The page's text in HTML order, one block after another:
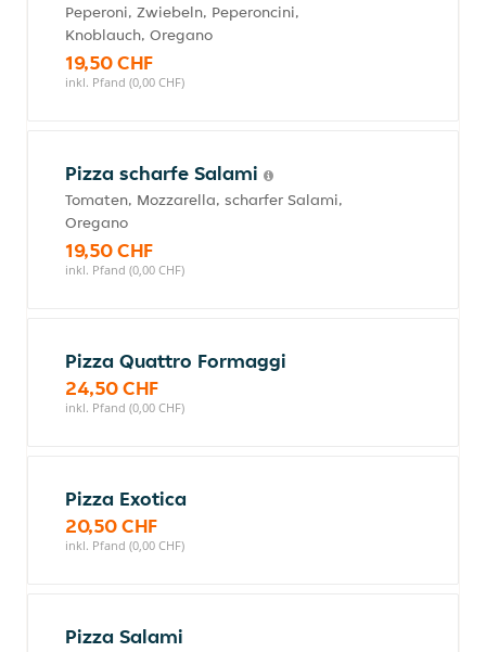
Peperoni, Zwiebeln, Peperoncini,
Knoblauch, Oregano
19,50 CHF
inkl. Pfand (0,00 CHF)
Pizza scharfe Salami
Tomaten, Mozzarella, scharfer Salami,
Oregano
19,50 CHF
inkl. Pfand (0,00 CHF)
Pizza Quattro Formaggi
24,50 CHF
inkl. Pfand (0,00 CHF)
Pizza Exotica
20,50 CHF
inkl. Pfand (0,00 CHF)
Pizza Salami